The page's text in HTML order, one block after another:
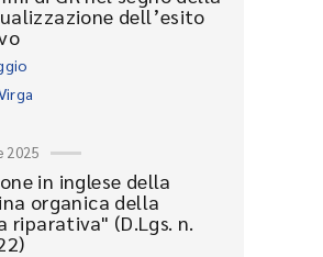
dell’esito
2025
in inglese della
organica della
riparativa" (D.Lgs. n.